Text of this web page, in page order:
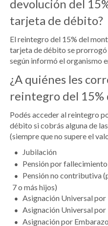
devolución del
tarjeta de débito?
El reintegro del 15% del
tarjeta de débito se prorrogó
según informó el organismo
¿A quiénes les
reintegro del 15%
Podés acceder al reintegro
débito si cobrás alguna de
(siempre que no supere el
Jubilación
Pensión por fallecimiento
Pensión no contributiva
7 o más hijos)
Asignación Universal
Asignación Universal
Asignación por